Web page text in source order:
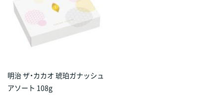
明治 ザ・カカオ 琥珀ガナッシュ
アソート 108g